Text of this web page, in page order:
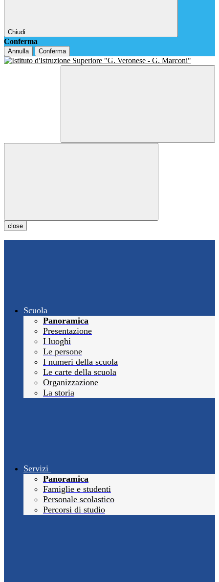
Chiudi
Conferma
Annulla Conferma
close
Scuola
Panoramica
Presentazione
I luoghi
Le persone
I numeri della scuola
Le carte della scuola
Organizzazione
La storia
Servizi
Panoramica
Famiglie e studenti
Personale scolastico
Percorsi di studio